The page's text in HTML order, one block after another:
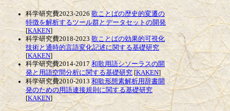
科学研究費2023-2026 歌ことばの歴史的変遷の
特徴を解析するツール群とデータセットの開発
[KAKEN]
科学研究費2018-2023 歌ことばの効果的可視化
技術と通時的言語変化記述に関する基礎研究
[KAKEN]
科学研究費2014-2017 和歌用語シソーラスの開
発と用語空間分析に関する基礎研究[KAKEN]
科学研究費2010-2013和歌形態素解析用辞書開
発のための用語連接規則に関する基礎研究
[KAKEN]